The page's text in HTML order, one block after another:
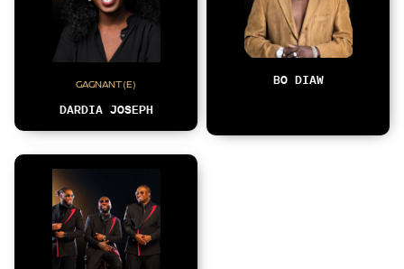
GAGNANT(E)
DARDIA JOSEPH
BO DIAW